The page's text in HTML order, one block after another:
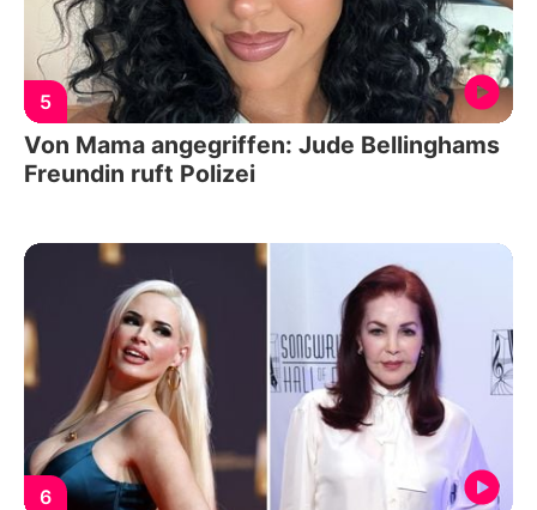
5
Von Mama angegriffen: Jude Bellinghams
Freundin ruft Polizei
6